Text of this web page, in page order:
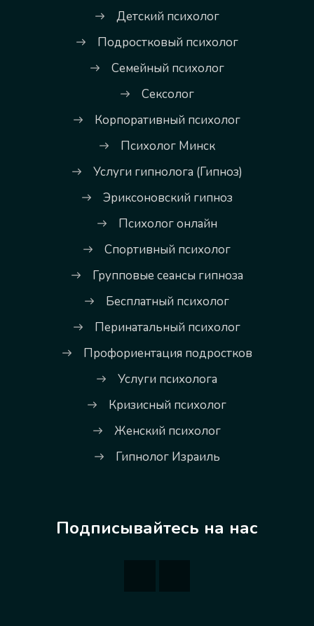
Детский психолог
Подростковый психолог
Семейный психолог
Сексолог
Корпоративный психолог
Психолог Минск
Услуги гипнолога (Гипноз)
Эриксоновский гипноз
Психолог онлайн
Спортивный психолог
Групповые сеансы гипноза
Бесплатный психолог
Перинатальный психолог
Профориентация подростков
Услуги психолога
Кризисный психолог
Женский психолог
Гипнолог Израиль
Подписывайтесь на нас